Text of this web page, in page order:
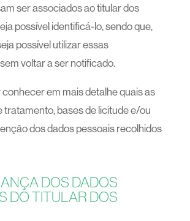
ser associados ao titular dos
possível identificá-lo, sendo que,
possível utilizar essas
voltar a ser notificado.
em mais detalhe quais as
tratamento, bases de licitude e/ou
dos dados pessoais recolhidos
DOS DADOS
DO TITULAR DOS